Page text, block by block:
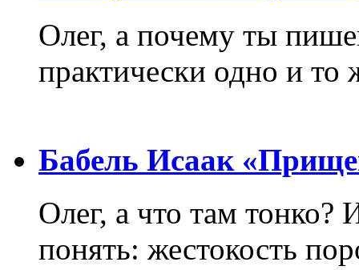
Олег, а почему ты
практически одно и то
Бабель Исаак
Олег, а что там тонко?
понять: жестокость